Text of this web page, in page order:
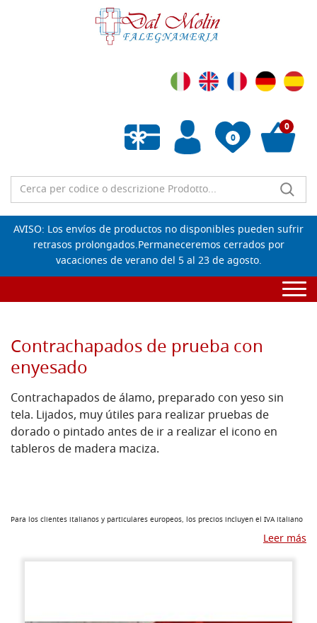
0
Lista de deseos vacía
0
AVISO: Los envíos de productos no disponibles pueden sufrir
retrasos prolongados.Permaneceremos cerrados por
vacaciones de verano del 5 al 23 de agosto.
Contrachapados de prueba con
enyesado
Contrachapados de álamo, preparado con yeso sin
tela. Lijados, muy útiles para realizar pruebas de
dorado o pintado antes de ir a realizar el icono en
tableros de madera maciza.
Para los clientes italianos y particulares europeos, los precios incluyen el IVA italiano
Leer más